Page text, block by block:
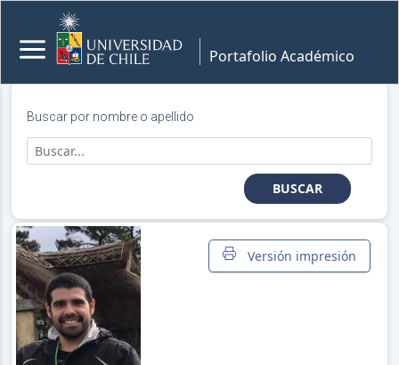
Portafolio Académico
Buscar por nombre o apellido
BUSCAR
Versión impresión